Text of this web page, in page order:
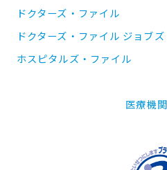
ドクターズ・ファイル
ドクターズ・ファイル ジョブズ
ホスピタルズ・ファイル
医療機